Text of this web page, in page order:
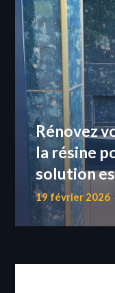
Rénovez
la résine
solution
19 février 2026